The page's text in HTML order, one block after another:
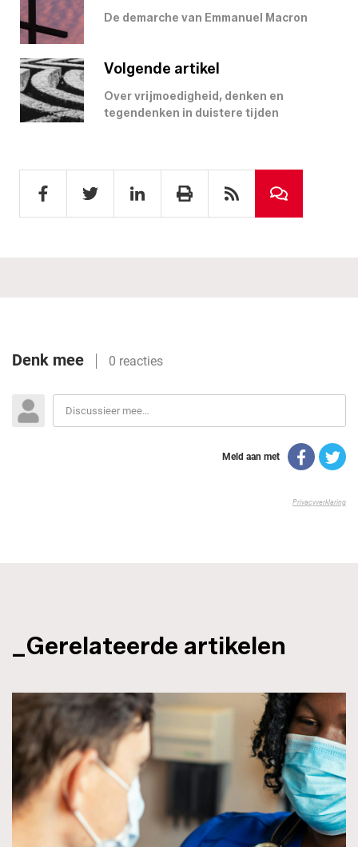
De demarche van Emmanuel Macron
Volgende artikel
Over vrijmoedigheid, denken en
tegendenken in duistere tijden
_Gerelateerde artikelen